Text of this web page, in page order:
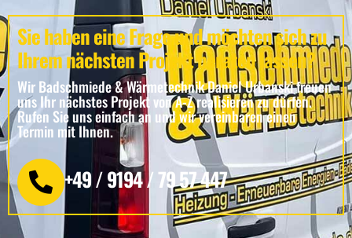
Sie haben eine Frage und möchten sich zu
Ihrem nächsten Projekt beraten lassen?
Wir Badschmiede & Wärmetechnik Daniel Urbanski freuen
uns Ihr nächstes Projekt von A-Z realisieren zu dürfen.
Rufen Sie uns einfach an und wir vereinbaren einen
Termin mit Ihnen.
+49 / 9194 / 79 57 447